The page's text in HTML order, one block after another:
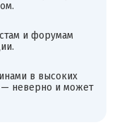
и форумам
в высоких
— неверно и может